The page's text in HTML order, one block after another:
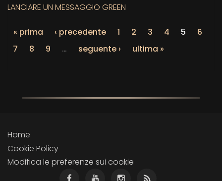
LANCIARE UN MESSAGGIO GREEN
« prima ‹ precedente 1 2 3 4 5
6
7
8 9 … seguente › ultima »
Home
Cookie Policy
Modifica le preferenze sui cookie